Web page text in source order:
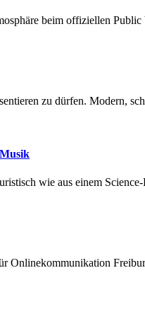
beim offiziellen
zu dürfen. Modern,
wie aus einem
Onlinekommunikation